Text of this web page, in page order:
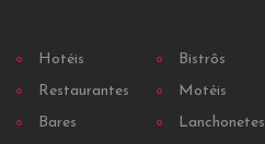
Hotéis
Restaurantes
Bares
Bistrôs
Motéis
Lanchonetes